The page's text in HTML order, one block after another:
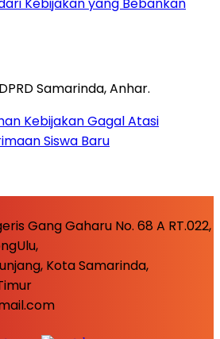
Kebijakan Gagal Atasi
Siswa Baru
Gang Gaharu No. 68 A RT.022,
Kota Samarinda,